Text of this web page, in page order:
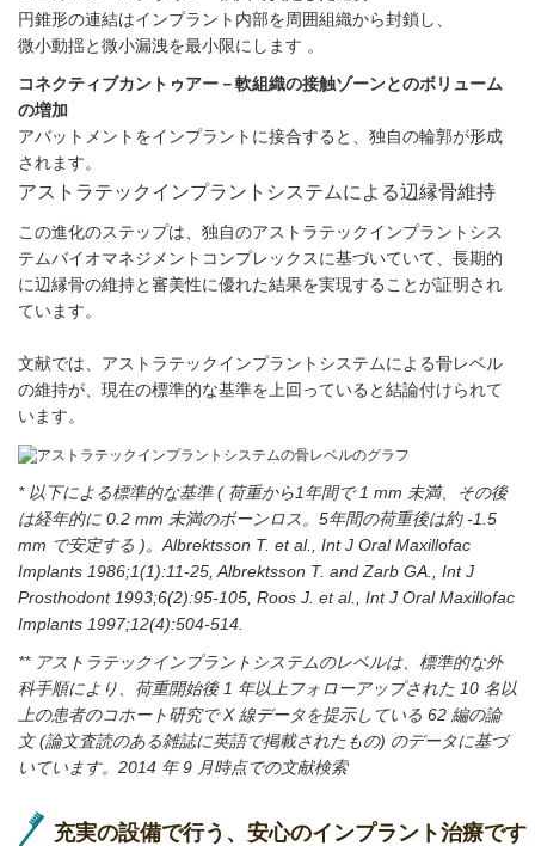
円錐形の連結はインプラント内部を周囲組織から封鎖し、
微小動揺と微小漏洩を最小限にします 。
コネクティブカントゥアー－軟組織の接触ゾーンとのボリューム
の増加
アバットメントをインプラントに接合すると、独自の輪郭が形成
されます。
アストラテックインプラントシステムによる辺縁骨維持
この進化のステップは、独自のアストラテックインプラントシス
テムバイオマネジメントコンプレックスに基づいていて、長期的
に辺縁骨の維持と審美性に優れた結果を実現することが証明され
ています。
文献では、アストラテックインプラントシステムによる骨レベル
の維持が、現在の標準的な基準を上回っていると結論付けられて
います。
* 以下による標準的な基準 ( 荷重から1年間で 1 mm 未満、その後
は経年的に 0.2 mm 未満のボーンロス。5年間の荷重後は約 -1.5
mm で安定する )。Albrektsson T. et al., Int J Oral Maxillofac
Implants 1986;1(1):11-25, Albrektsson T. and Zarb GA., Int J
Prosthodont 1993;6(2):95-105, Roos J. et al., Int J Oral Maxillofac
Implants 1997;12(4):504-514.
** アストラテックインプラントシステムのレベルは、標準的な外
科手順により、荷重開始後 1 年以上フォローアップされた 10 名以
上の患者のコホート研究で X 線データを提示している 62 編の論
文 (論文査読のある雑誌に英語で掲載されたもの) のデータに基づ
いています。2014 年 9 月時点での文献検索
充実の設備で行う、安心のインプラント治療です